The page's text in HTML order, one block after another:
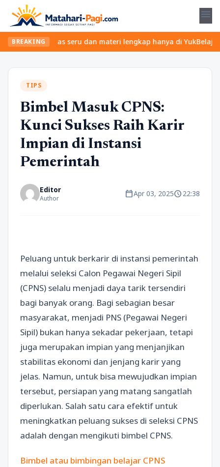
menu
BREAKING
kelas seru dan materi lengkap hanya di YukBelajar.com.
TIPS
Bimbel Masuk CPNS:
Kunci Sukses Raih Karir
Impian di Instansi
Pemerintah
Editor
Author calendar_todayApr 03, 2025schedule22:38
Peluang untuk berkarir di instansi pemerintah
melalui seleksi Calon Pegawai Negeri Sipil
(CPNS) selalu menjadi daya tarik tersendiri
bagi banyak orang. Bagi sebagian besar
masyarakat, menjadi PNS (Pegawai Negeri
Sipil) bukan hanya sekadar pekerjaan, tetapi
juga merupakan impian yang menjanjikan
stabilitas ekonomi dan jenjang karir yang
jelas. Namun, untuk bisa mewujudkan impian
tersebut, persiapan yang matang sangatlah
diperlukan. Salah satu cara efektif untuk
meningkatkan peluang sukses di seleksi CPNS
adalah dengan mengikuti bimbel CPNS.
Bimbel atau bimbingan belajar CPNS